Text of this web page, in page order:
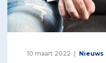
10 maart 2022 Nieuws